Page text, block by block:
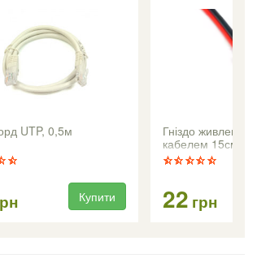
UTP, 0,5м
Купити
Гніздо живлення
кабелем 15см
22 грн